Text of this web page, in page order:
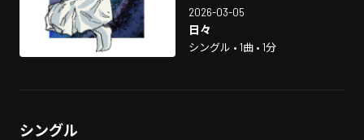
2026-03-05
日々
シングル • 1曲 • 1分
シングル